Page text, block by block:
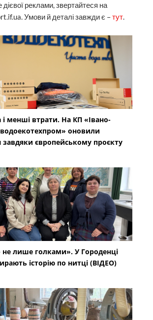
реклами, звертайтеся на
Умови й деталі завжди є –тут.
менші втрати. На КП «Івано-
оновили
завдяки європейському проєкту
лише голками». У Городенці
історію по нитці (ВІДЕО)